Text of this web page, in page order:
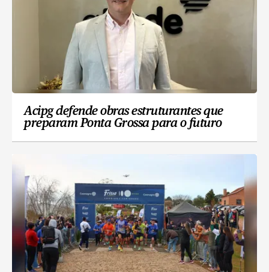
Acipg defende obras estruturantes que
preparam Ponta Grossa para o futuro